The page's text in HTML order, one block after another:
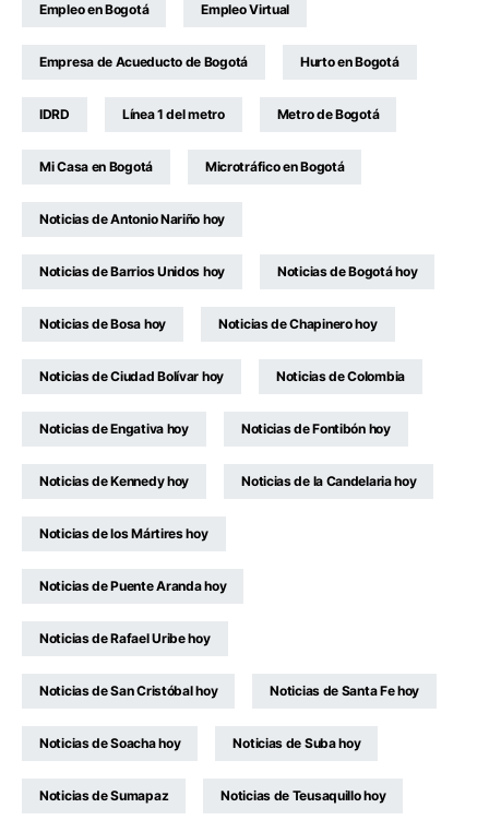
Empleo en Bogotá Empleo Virtual
Empresa de Acueducto de Bogotá Hurto en Bogotá
IDRD Línea 1 del metro Metro de Bogotá
Mi Casa en Bogotá Microtráfico en Bogotá
Noticias de Antonio Nariño hoy
Noticias de Barrios Unidos hoy Noticias de Bogotá hoy
Noticias de Bosa hoy Noticias de Chapinero hoy
Noticias de Ciudad Bolívar hoy Noticias de Colombia
Noticias de Engativa hoy Noticias de Fontibón hoy
Noticias de Kennedy hoy Noticias de la Candelaria hoy
Noticias de los Mártires hoy
Noticias de Puente Aranda hoy
Noticias de Rafael Uribe hoy
Noticias de San Cristóbal hoy Noticias de Santa Fe hoy
Noticias de Soacha hoy Noticias de Suba hoy
Noticias de Sumapaz Noticias de Teusaquillo hoy